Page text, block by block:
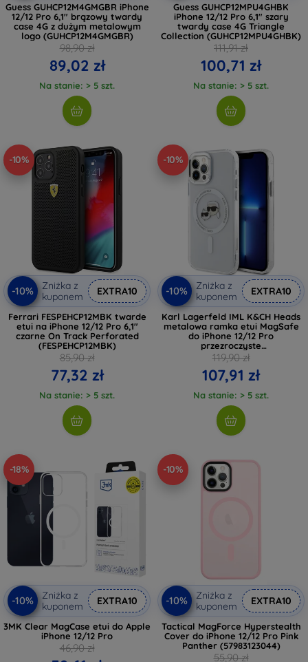
Guess GUHCP12M4GMGBR iPhone
12/12 Pro 6,1" brązowy twardy
case 4G z dużym metalowym
logo (GUHCP12M4GMGBR)
98,90 zł
89,02 zł
Na stanie: > 5 szt.
Guess GUHCP12MPU4GHBK
iPhone 12/12 Pro 6,1" szary
twardy case 4G Triangle
Collection (GUHCP12MPU4GHBK)
111,91 zł
100,71 zł
Na stanie: > 5 szt.
-10%
-10%
Zniżka z
kuponem
EXTRA10
Ferrari FESPEHCP12MBK twarde
etui na iPhone 12/12 Pro 6,1"
czarne On Track Perforated
(FESPEHCP12MBK)
85,90 zł
77,32 zł
Na stanie: > 5 szt.
-10%
-10%
Zniżka z
kuponem
EXTRA10
Karl Lagerfeld IML K&CH Heads
metalowa ramka etui MagSafe
do iPhone 12/12 Pro
przezroczyste
(KLHMP12MHLSKCH)
119,90 zł
107,91 zł
Na stanie: > 5 szt.
-18%
-10%
Zniżka z
kuponem
EXTRA10
3MK Clear MagCase etui do Apple
iPhone 12/12 Pro
46,90 zł
-10%
-10%
Zniżka z
kuponem
EXTRA10
Tactical MagForce Hyperstealth
Cover do iPhone 12/12 Pro Pink
Panther (57983123044)
55,90 zł